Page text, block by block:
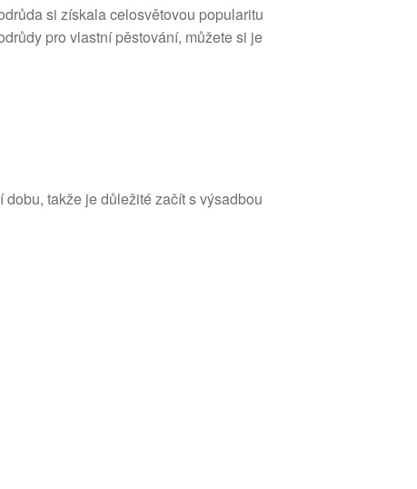
si získala celosvětovou popularitu
pro vlastní pěstování, můžete si je
takže je důležité začít s výsadbou